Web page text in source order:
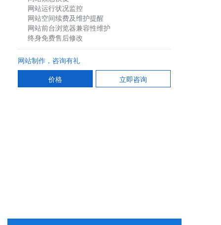
网站运行状况监控
网站空间续费及维护提醒
网站前台浏览器兼容性维护
终身免费售后修改
网站制作，咨询有礼
价格
立即咨询